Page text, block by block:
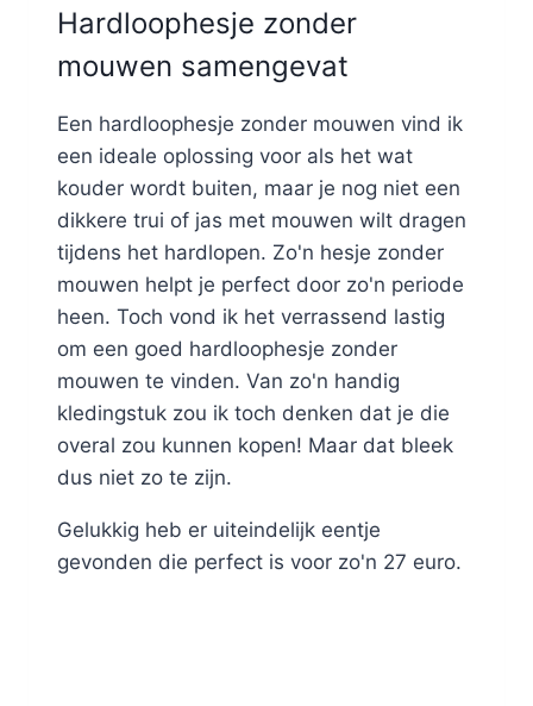
Hardloophesje zonder
mouwen samengevat
Een hardloophesje zonder mouwen vind ik
een ideale oplossing voor als het wat
kouder wordt buiten, maar je nog niet een
dikkere trui of jas met mouwen wilt dragen
tijdens het hardlopen. Zo'n hesje zonder
mouwen helpt je perfect door zo'n periode
heen. Toch vond ik het verrassend lastig
om een goed hardloophesje zonder
mouwen te vinden. Van zo'n handig
kledingstuk zou ik toch denken dat je die
overal zou kunnen kopen! Maar dat bleek
dus niet zo te zijn.
Gelukkig heb er uiteindelijk eentje
gevonden die perfect is voor zo'n 27 euro.